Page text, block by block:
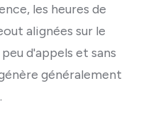
les heures de
alignées sur le
d'appels et sans
généralement